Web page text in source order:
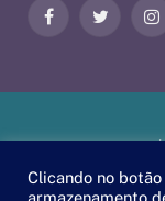
FacebookTwitter
Nossas Políticas|
Clicando no
armazenamento